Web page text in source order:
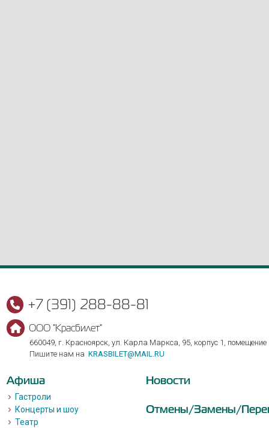
+7 (391) 288-88-81
ООО "Красбилет"
660049, г. Красноярск, ул. Карла Маркса, 95, корпус 1, помещение
Пишите нам на KRASBILET@MAIL.RU
Афиша
Гастроли
Концерты и шоу
Театр
Новости
Отмены/Замены/